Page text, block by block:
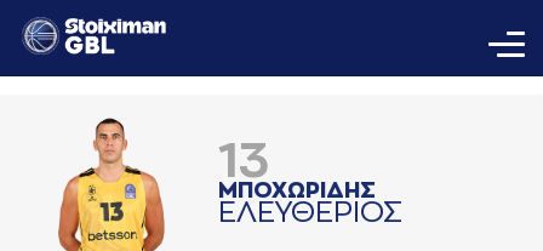
13
ΜΠΟΧΩΡΙΔΗΣ
ΕΛΕΥΘΕΡΙΟΣ